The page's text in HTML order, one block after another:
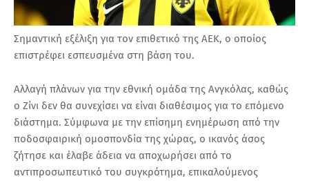
Σημαντική εξέλιξη για τον επιθετικό της ΑΕΚ, ο οποίος
επιστρέφει εσπευσμένα στη βάση του.
Αλλαγή πλάνων για την εθνική ομάδα της Ανγκόλας, καθώς
ο Ζίνι δεν θα συνεχίσει να είναι διαθέσιμος για το επόμενο
διάστημα. Σύμφωνα με την επίσημη ενημέρωση από την
ποδοσφαιρική ομοσπονδία της χώρας, ο ικανός άσος
ζήτησε και έλαβε άδεια να αποχωρήσει από το
αντιπροσωπευτικό του συγκρότημα, επικαλούμενος